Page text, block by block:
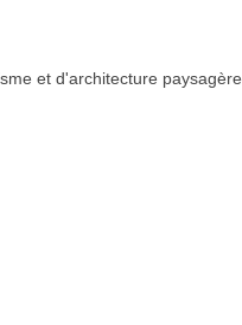
et d'architecture paysagère